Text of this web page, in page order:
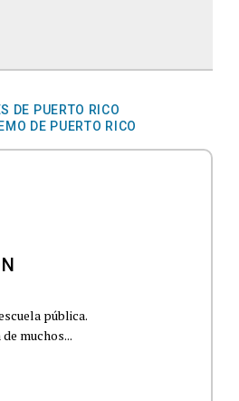
DE PUERTO RICO
DE PUERTO RICO
pública.
muchos...